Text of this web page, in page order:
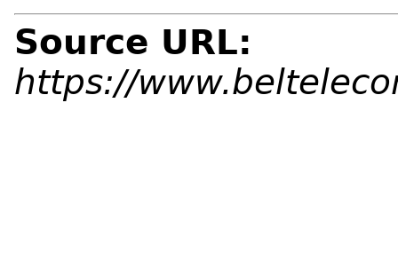
Source URL:
https://